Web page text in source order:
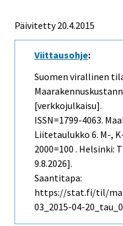
Päivitetty 20.4.2015
Viittausohje:
Suomen virallinen
[verkkojulkaisu].
ISSN=1799-4063.
Liitetaulukko 6. M-,
2000=100 . Helsinki:
9.8.2026].
Saantitapa:
https://stat.fi/til/
03_2015-04-